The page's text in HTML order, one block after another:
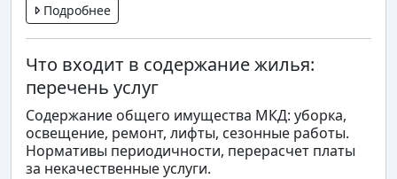
Подробнее
Что входит в содержание жилья:
перечень услуг
Содержание общего имущества МКД: уборка,
освещение, ремонт, лифты, сезонные работы.
Нормативы периодичности, перерасчет платы
за некачественные услуги.